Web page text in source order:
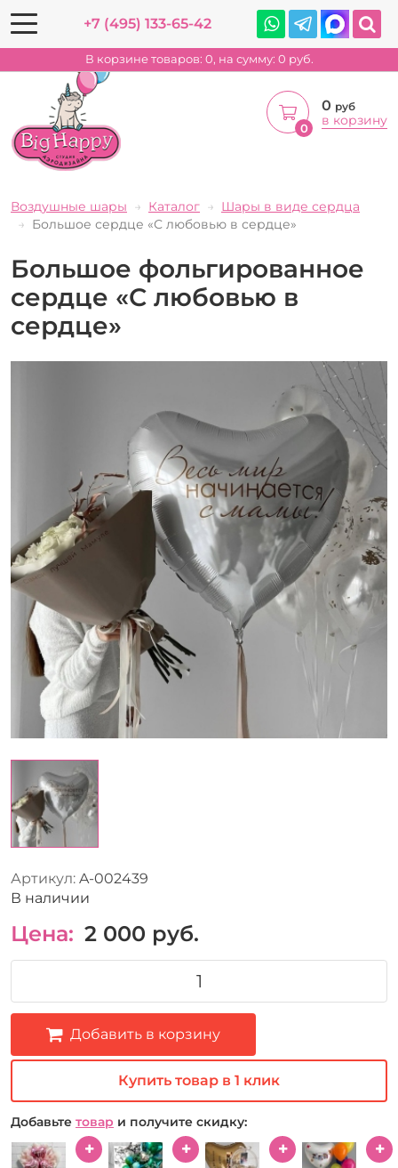
+7 (495) 133-65-42
В корзине товаров: 0, на сумму: 0 руб.
0
0 руб
в корзину
Воздушные шары Каталог
Шары в виде сердца
Большое сердце «С любовью в сердце»
Большое фольгированное
сердце «С любовью в
сердце»
Артикул: A-002439
В наличии
Цена: 2 000 руб.
Добавить в корзину
Купить товар в 1 клик
Добавьте товар и получите скидку: